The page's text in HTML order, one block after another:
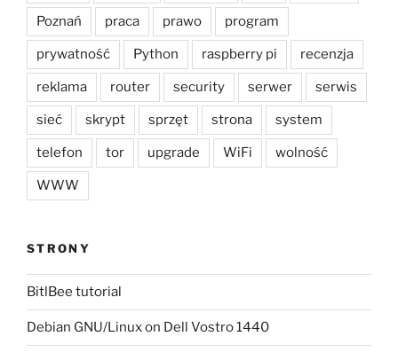
Poznań praca prawo program
prywatność Python raspberry pi recenzja
reklama router security serwer serwis
sieć skrypt sprzęt strona system
telefon tor upgrade WiFi wolność
WWW
STRONY
BitlBee tutorial
Debian GNU/Linux on Dell Vostro 1440